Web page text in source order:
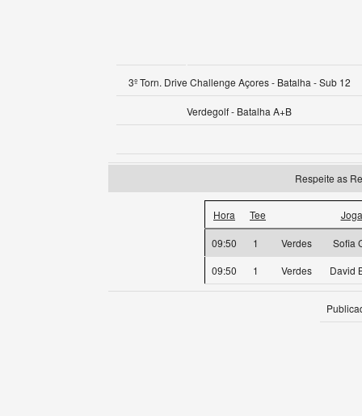
3º Torn. Drive Challenge Açores - Batalha - Sub 12
Verdegolf - Batalha A+B
Respeite as
Hora Tee
09:50 1 Verdes
Sofia
09:50
1 Verdes David